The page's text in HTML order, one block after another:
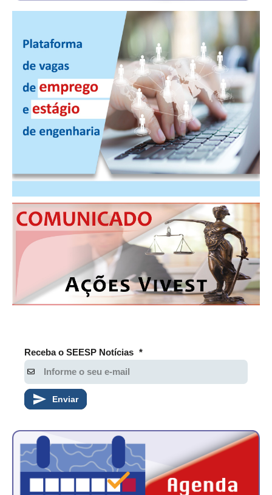
PUBLICIDADE
MANUAL DE REDAÇÃO
RELEASES
CONTATO
CADASTRO
ASSOCIE-SE
ATUALIZAÇÃO CADASTRAL
Receba o SEESP Notícias *
Enviar